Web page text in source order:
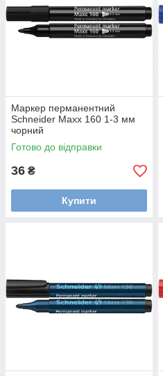
Маркер перманентний
Schneider Maxx 160 1-3 мм
чорний
Готово до відправки
36 ₴
Купити